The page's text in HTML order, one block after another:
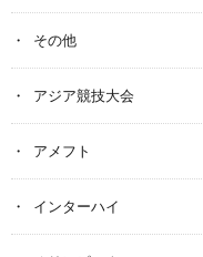
その他
アジア競技大会
アメフト
インターハイ